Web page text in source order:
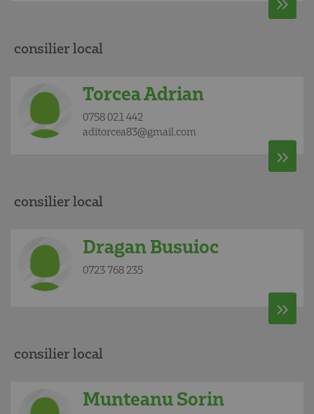
consilier local
Torcea Adrian
0758 021 442
aditorcea83@gmail.com
consilier local
Dragan Busuioc
0723 768 235
consilier local
Munteanu Sorin